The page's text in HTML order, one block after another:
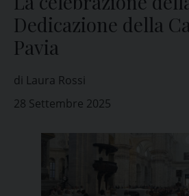
Dedicazione della
Pavia
di Laura Rossi
28 Settembre 2025